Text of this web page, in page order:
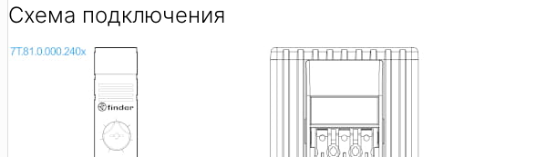
Схема подключения